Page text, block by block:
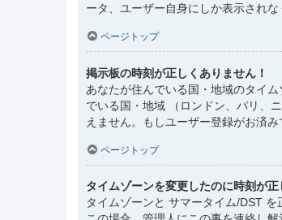
ータ、ユーザー自身にしか表示され
ページトップ
掲示板の時刻が正しくありません！
あなたが住んでいる国・地域のタイ
でいる国・地域 （ロンドン、パリ、
えません。もしユーザー登録がお済
ページトップ
タイムゾーンを変更したのに時刻が正
タイムゾーンと サマータイム/DST